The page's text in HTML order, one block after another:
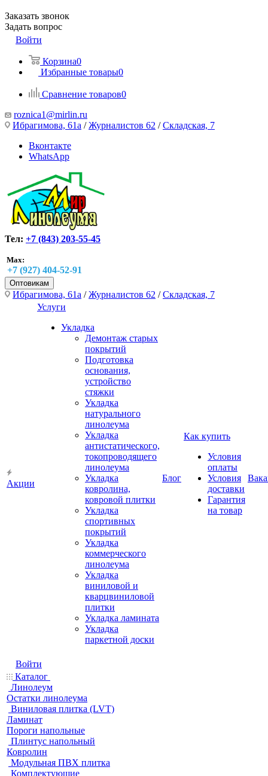
Заказать звонок
Задать вопрос
Войти
Корзина0
Избранные товары0
Сравнение товаров0
roznica1@mirlin.ru
Ибрагимова, 61а /Журналистов 62 /Складская, 7
Вконтакте
WhatsApp
Тел: +7 (843) 203-55-45
Max:
+7 (927) 404-52-91
Оптовикам
Ибрагимова, 61а /Журналистов 62 /Складская, 7
Акции
Услуги
Укладка
Демонтаж старых
покрытий
Подготовка
основания,
устройство
стяжки
Укладка
натурального
линолеума
Укладка
антистатического,
токопроводящего
линолеума
Укладка
ковролина,
ковровой плитки
Укладка
спортивных
покрытий
Укладка
коммерческого
линолеума
Укладка
виниловой и
кварцвиниловой
плитки
Укладка ламината
Укладка
паркетной доски
Блог
Как купить
Условия
оплаты
Условия
доставки
Гарантия
на товар
Войти
Каталог
Линолеум
Остатки линолеума
Виниловая плитка (LVT)
Ламинат
Пороги напольные
Плинтус напольный
Ковролин
Модульная ПВХ плитка
Комплектующие